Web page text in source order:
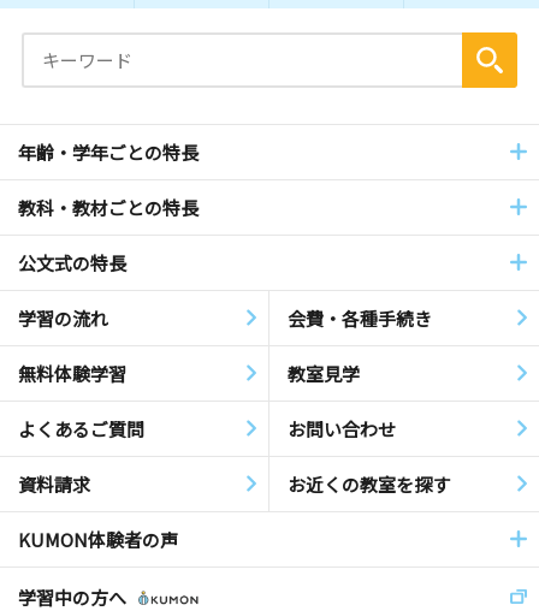
年齢・学年ごとの特長
教科・教材ごとの特長
公文式の特長
学習の流れ 会費・各種手続き
無料体験学習 教室見学
よくあるご質問 お問い合わせ
資料請求 お近くの教室を探す
KUMON体験者の声
学習中の方へ